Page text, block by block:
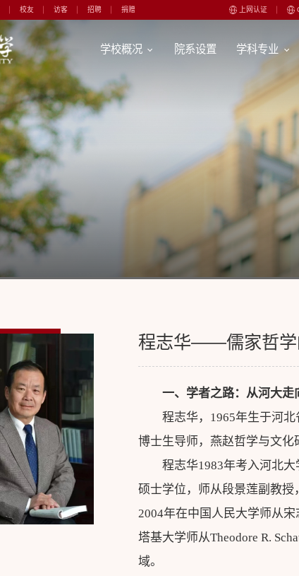
校友 访客 招聘 捐赠 上网认证
学校概况 院系设置 学科专业
程志华——儒家哲学
一、学者之路：从河大走
程志华，1965年生于河
博士生导师，燕赵哲学与文化
程志华1983年考入河北
硕士学位，师从段景莲副教
2004年在中国人民大学师从
塔基大学师从Theodore R.
域。